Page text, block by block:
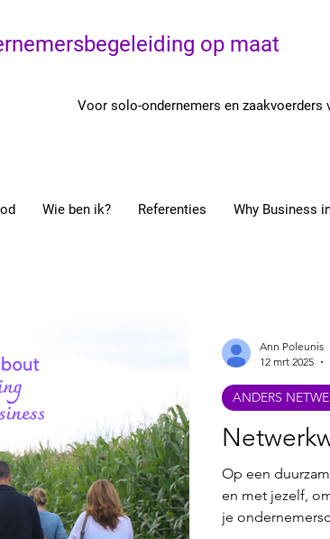
op maat
Voor solo-ondernemers en zaakvoerders
Wie ben ik? Referenties Why Business
Online workshops Wandelen en werken aan
ins Zelfrealisatie ZelfzorgOp een
en met jezelf,
je
ANDERS
Ann Poleunis
12 mrt 2025